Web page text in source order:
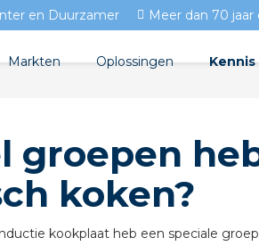
groepen
koken?
kookplaat heb een speciale
en Duurzamer Meer dan 70 jaar
Markten
Utiliteit
Tuinbouw
Oplossingen
Circulair installeren
EV laden
Prefab installeren
Kennis
Blogs